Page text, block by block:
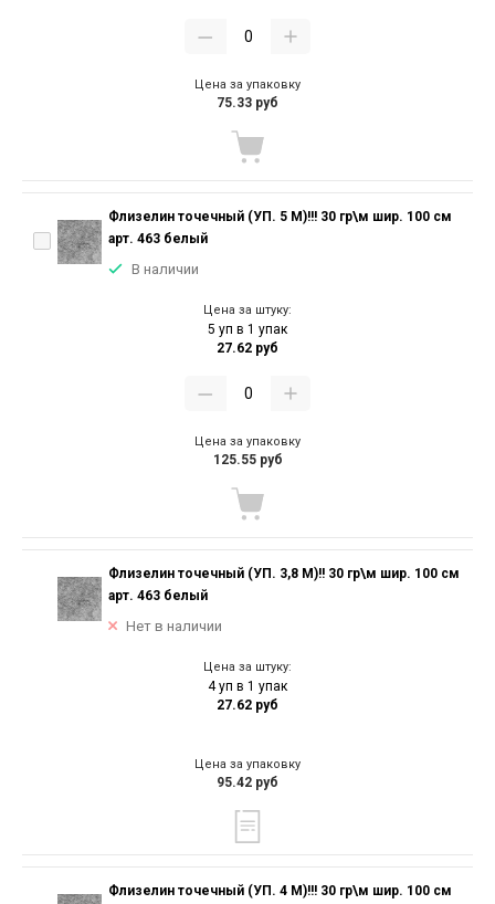
Цена за упаковку
75.33 руб
Флизелин точечный (УП. 5 М)!!! 30 гр\м шир. 100 см
арт. 463 белый
В наличии
Цена за штуку:
5 уп в 1 упак
27.62 руб
Цена за упаковку
125.55 руб
Флизелин точечный (УП. 3,8 М)!! 30 гр\м шир. 100 см
арт. 463 белый
Нет в наличии
Цена за штуку:
4 уп в 1 упак
27.62 руб
Цена за упаковку
95.42 руб
Флизелин точечный (УП. 4 М)!!! 30 гр\м шир. 100 см